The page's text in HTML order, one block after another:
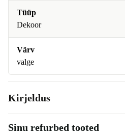
Tüüp
Dekoor
Värv
valge
Kirjeldus
Sinu refurbed tooted